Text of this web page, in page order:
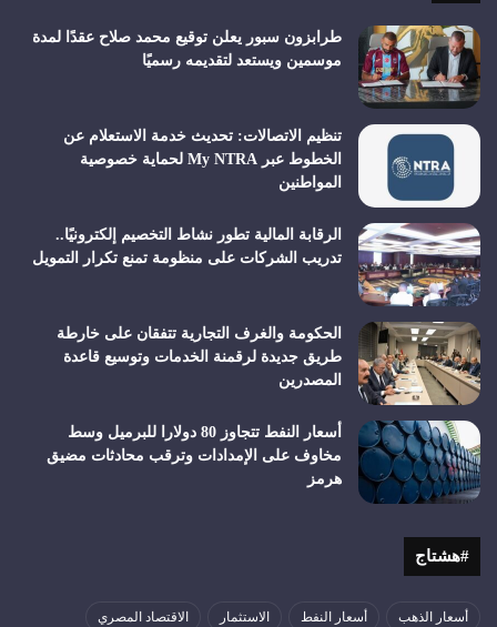
طرابزون سبور يعلن توقيع محمد صلاح عقدًا لمدة
موسمين ويستعد لتقديمه رسميًا
تنظيم الاتصالات: تحديث خدمة الاستعلام عن
الخطوط عبر My NTRA لحماية خصوصية
المواطنين
الرقابة المالية تطور نشاط التخصيم إلكترونيًا..
تدريب الشركات على منظومة تمنع تكرار التمويل
الحكومة والغرف التجارية تتفقان على خارطة
طريق جديدة لرقمنة الخدمات وتوسيع قاعدة
المصدرين
أسعار النفط تتجاوز 80 دولارا للبرميل وسط
مخاوف على الإمدادات وترقب محادثات مضيق
هرمز
#هشتاج
أسعار الذهب أسعار النفط الاستثمار الاقتصاد المصري